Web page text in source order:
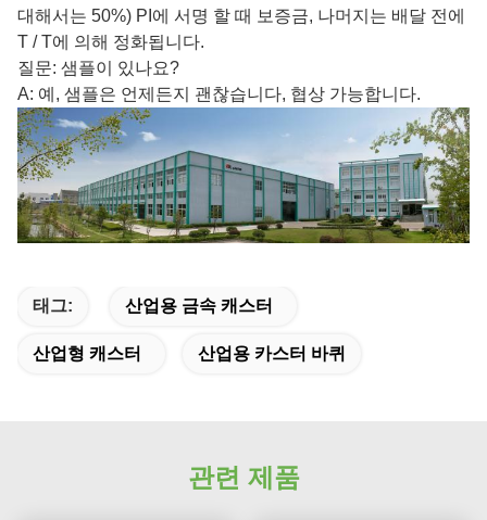
대해서는 50%) PI에 서명 할 때 보증금, 나머지는 배달 전에
T / T에 의해 정화됩니다.
질문: 샘플이 있나요?
A: 예, 샘플은 언제든지 괜찮습니다, 협상 가능합니다.
태그: 산업용 금속 캐스터
산업형 캐스터 산업용 카스터 바퀴
관련 제품